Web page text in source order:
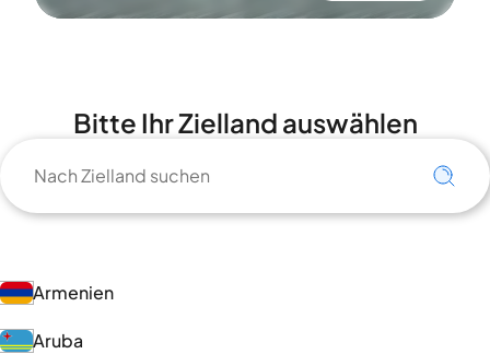
Bitte Ihr Zielland auswählen
Armenien
Aruba